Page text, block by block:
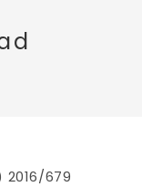
679